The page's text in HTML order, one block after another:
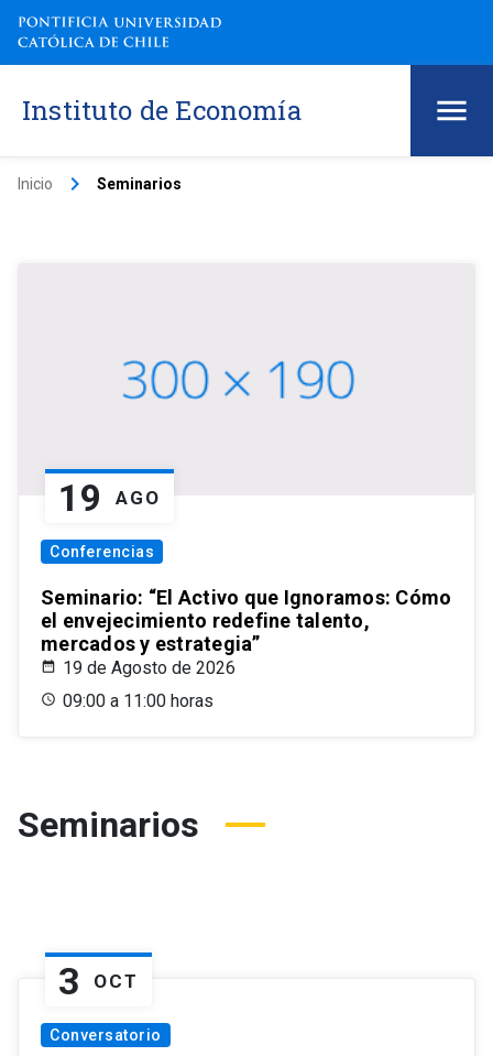
Instituto de Economía
Inicio keyboard_arrow_right Seminarios
19 AGO
Conferencias
Seminario: “El Activo que Ignoramos: Cómo
el envejecimiento redefine talento,
mercados y estrategia”
19 de Agosto de 2026
09:00 a 11:00 horas
Seminarios
3 OCT
Conversatorio